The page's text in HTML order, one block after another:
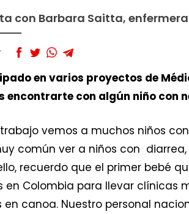
con Barbara Saitta,
en varios proyectos de
encontrarte con algún niño con
trabajo vemos a muchos niños
común ver a niños con
recuerdo que el primer bebé
en Colombia para llevar clínicas
en canoa. Nuestro personal